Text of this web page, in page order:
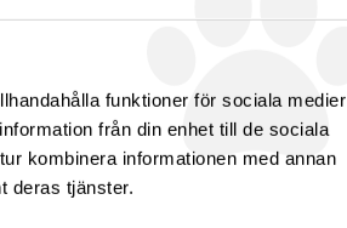
funktioner för sociala medier
från din enhet till de sociala
kombinera informationen med annan
deras tjänster.